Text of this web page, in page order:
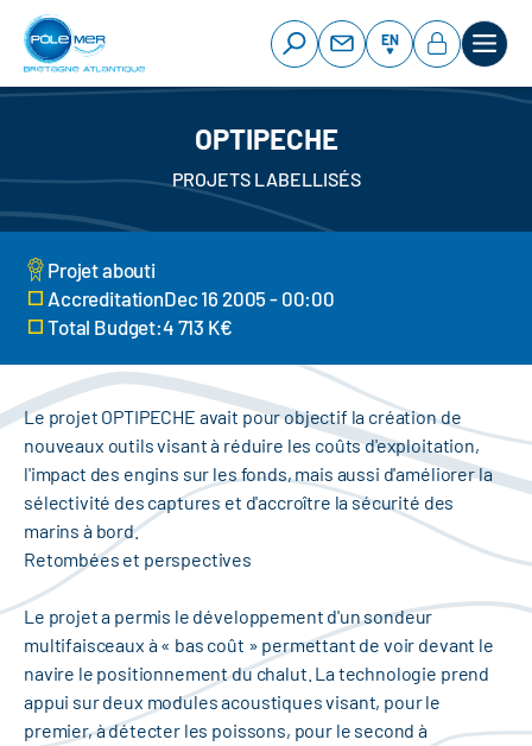
Cookies management panel
Skip
main
content
EN
OPTIPECHE
PROJETS LABELLISÉS
Projet abouti
AccreditationDec 16 2005 - 00:00
Total Budget:4 713 K€
Le projet OPTIPECHE avait pour objectif la création de
nouveaux outils visant à réduire les coûts d'exploitation,
l'impact des engins sur les fonds, mais aussi d'améliorer la
sélectivité des captures et d'accroître la sécurité des
marins à bord.
Retombées et perspectives
Le projet a permis le développement d'un sondeur
multifaisceaux à « bas coût » permettant de voir devant le
navire le positionnement du chalut. La technologie prend
appui sur deux modules acoustiques visant, pour le
premier, à détecter les poissons, pour le second à